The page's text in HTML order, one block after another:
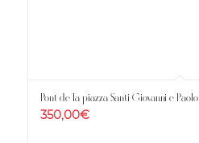
Pont de la piazza Santi Giovanni e Paolo
350,00€